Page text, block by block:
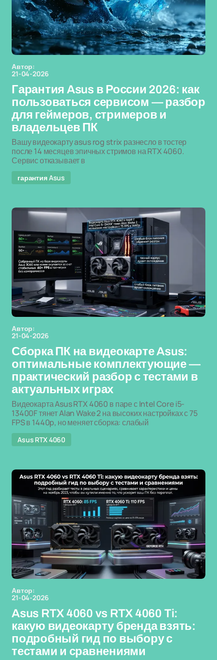
Автор:
21-04-2026
Гарантия Asus в России 2026: как
пользоваться сервисом — разбор
для геймеров, стримеров и
владельцев ПК
Вашу видеокарту asus rog strix разнесло в тостер
после 14 месяцев эпичных стримов на RTX 4060.
Сервис отказывает в
гарантия Asus
Автор:
21-04-2026
Сборка ПК на видеокарте Asus:
оптимальные комплектующие —
практический разбор с тестами в
актуальных играх
Видеокарта Asus RTX 4060 в паре с Intel Core i5-
13400F тянет Alan Wake 2 на высоких настройках с 75
FPS в 1440p, но меняет сборка: слабый
Asus RTX 4060
Автор:
21-04-2026
Asus RTX 4060 vs RTX 4060 Ti:
какую видеокарту бренда взять:
подробный гид по выбору с
тестами и сравнениями